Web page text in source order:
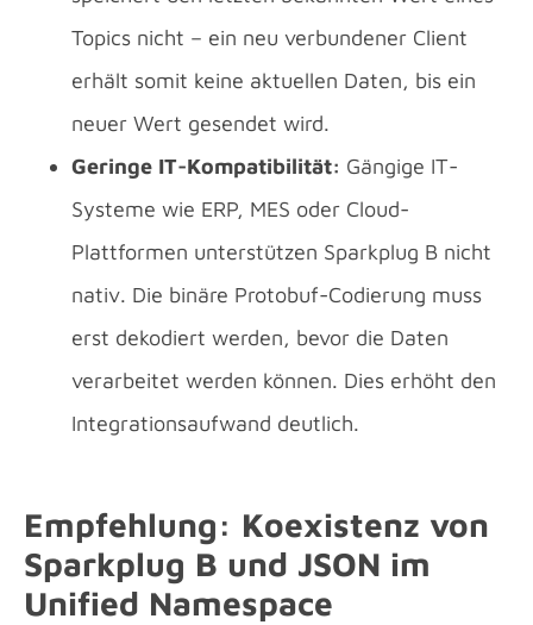
Topics nicht – ein neu verbundener Client
erhält somit keine aktuellen Daten, bis ein
neuer Wert gesendet wird.
Geringe IT-Kompatibilität: Gängige IT-
Systeme wie ERP, MES oder Cloud-
Plattformen unterstützen Sparkplug B nicht
nativ. Die binäre Protobuf-Codierung muss
erst dekodiert werden, bevor die Daten
verarbeitet werden können. Dies erhöht den
Integrationsaufwand deutlich.
Empfehlung: Koexistenz von
Sparkplug B und JSON im
Unified Namespace